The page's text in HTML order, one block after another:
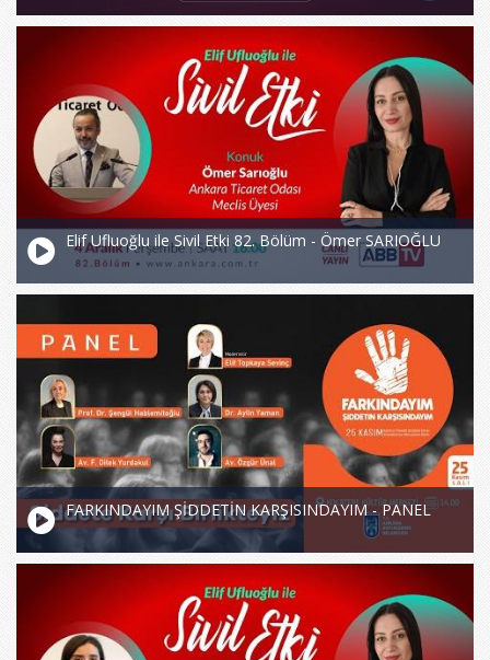
Elif Ufluoğlu ile Sivil Etki 82. Bölüm - Ömer SARIOĞLU
FARKINDAYIM ŞİDDETİN KARŞISINDAYIM - PANEL